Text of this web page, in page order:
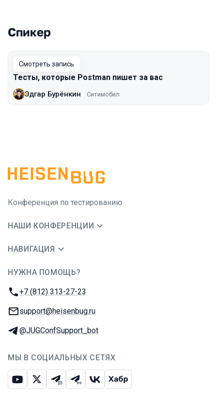
Выступления в сезоне 2021 Moscow
Спикер
Смотреть запись
Тесты, которые Postman пишет за вас
Эдгар Бурёнкин Ситимобил
Конференция по тестированию
НАШИ КОНФЕРЕНЦИИ
НАВИГАЦИЯ
НУЖНА ПОМОЩЬ?
Телефон:
+7 (812) 313-27-23
E-mail:
support@heisenbug.ru
Телеграм:
@JUGConfSupport_bot
МЫ В СОЦИАЛЬНЫХ СЕТЯХ
ЮтубИкс Телеграм-чат
Телеграм-канал
ВКонтакте
Хабр